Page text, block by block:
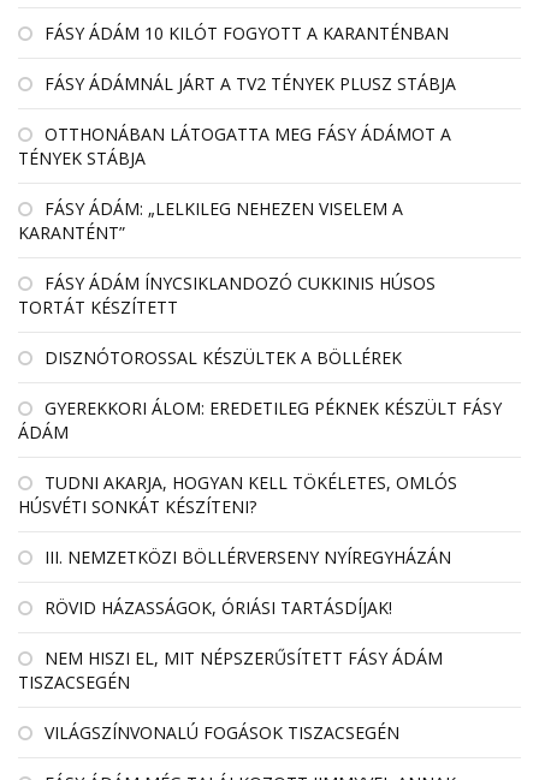
FÁSY ÁDÁM 10 KILÓT FOGYOTT A KARANTÉNBAN
FÁSY ÁDÁMNÁL JÁRT A TV2 TÉNYEK PLUSZ STÁBJA
OTTHONÁBAN LÁTOGATTA MEG FÁSY ÁDÁMOT A
TÉNYEK STÁBJA
FÁSY ÁDÁM: „LELKILEG NEHEZEN VISELEM A
KARANTÉNT”
FÁSY ÁDÁM ÍNYCSIKLANDOZÓ CUKKINIS HÚSOS
TORTÁT KÉSZÍTETT
DISZNÓTOROSSAL KÉSZÜLTEK A BÖLLÉREK
GYEREKKORI ÁLOM: EREDETILEG PÉKNEK KÉSZÜLT FÁSY
ÁDÁM
TUDNI AKARJA, HOGYAN KELL TÖKÉLETES, OMLÓS
HÚSVÉTI SONKÁT KÉSZÍTENI?
III. NEMZETKÖZI BÖLLÉRVERSENY NYÍREGYHÁZÁN
RÖVID HÁZASSÁGOK, ÓRIÁSI TARTÁSDÍJAK!
NEM HISZI EL, MIT NÉPSZERŰSÍTETT FÁSY ÁDÁM
TISZACSEGÉN
VILÁGSZÍNVONALÚ FOGÁSOK TISZACSEGÉN